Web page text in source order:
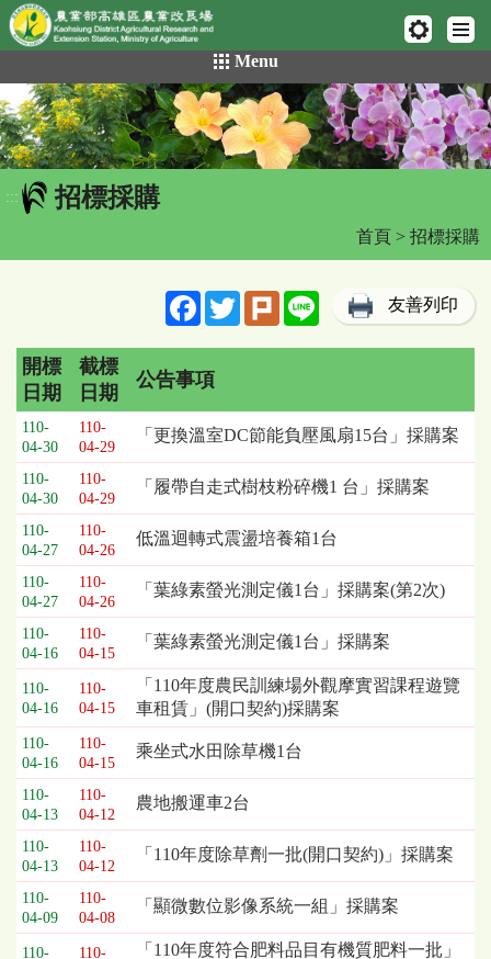
網頁置頂
到
主
要
內
容
區
Menu
::: 招標採購
首頁 > 招標採購
FacebookTwitterPlurk Line 友善列印
招
標
採
購
列
表，
欄
位
依
序
為：
開
標
期、
截
標
日
期、
公
告
事
項
開標
日期
截標
日期
公告事項
110-
04-30
110-
04-29
「更換溫室DC節能負壓風扇15台」採購案
110-
04-30
110-
04-29
「履帶自走式樹枝粉碎機1 台」採購案
110-
04-27
110-
04-26
低溫迴轉式震盪培養箱1台
110-
04-27
110-
04-26
「葉綠素螢光測定儀1台」採購案(第2次)
110-
04-16
110-
04-15
「葉綠素螢光測定儀1台」採購案
110-
04-16
110-
04-15
「110年度農民訓練場外觀摩實習課程遊覽
車租賃」(開口契約)採購案
110-
04-16
110-
04-15
乘坐式水田除草機1台
110-
04-13
110-
04-12
農地搬運車2台
110-
04-13
110-
04-12
「110年度除草劑一批(開口契約)」採購案
110-
04-09
110-
04-08
「顯微數位影像系統一組」採購案
110-
110-
「110年度符合肥料品目有機質肥料一批」